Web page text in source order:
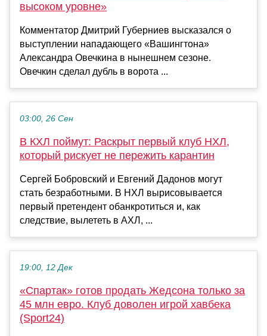
высоком уровне»
Комментатор Дмитрий Губерниев высказался о
выступлении нападающего «Вашингтона»
Александра Овечкина в нынешнем сезоне.
Овечкин сделал дубль в ворота ...
03:00, 26 Сен
В КХЛ поймут: Раскрыт первый клуб НХЛ,
который рискует не пережить карантин
Сергей Бобровский и Евгений Дадонов могут
стать безработными. В НХЛ вырисовывается
первый претендент обанкротиться и, как
следствие, вылететь в АХЛ, ...
19:00, 12 Дек
«Спартак» готов продать Жедсона только за
45 млн евро. Клуб доволен игрой хавбека
(Sport24)